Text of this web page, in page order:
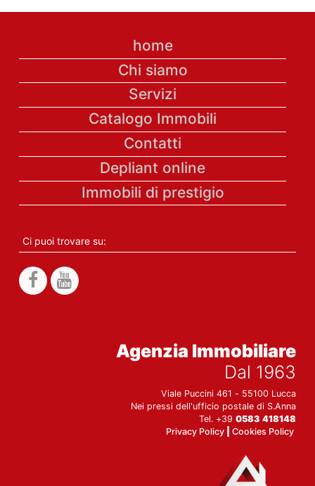
home
Chi siamo
Servizi
Catalogo Immobili
Contatti
Depliant online
Immobili di prestigio
Ci puoi trovare su:
Agenzia Immobiliare
Dal 1963
Viale Puccini 461 - 55100 Lucca
Nei pressi dell'ufficio postale di S.Anna
Tel. +390583 418148
Privacy Policy |Cookies Policy